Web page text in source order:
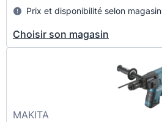
Prix et disponibilité selon magasin
Choisir son magasin
MAKITA